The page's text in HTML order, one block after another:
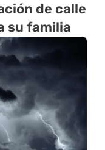
de calle
su familia